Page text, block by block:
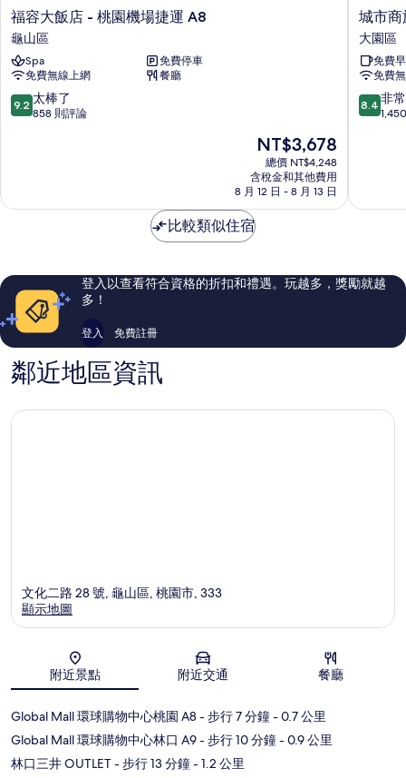
福
容
大
飯
店
-
桃
A8
福容大飯店 - 桃園機場捷運 A8
龜山區
Spa
免費停車
免費無線上網
餐廳
9.2
分，
棒
評
論
9.2 太棒了
858 則評論
現
在
價
格
為
NT$3,678
總價 NT$4,248
含稅金和其他費用
8 月 12 日 - 8 月 13 日
城
市
商
旅-
航
空
館
城市
大園區
免費
免費
8.4
分，
常
評
論
8.4 非
比較類似住宿
登入以查看符合資格的折扣和禮遇。玩越多，獎勵就越
多！
登入 免費註冊
鄰近地區資訊
地圖
文化二路 28 號, 龜山區, 桃園市, 333
顯示地圖
附近景點 附近交通 餐廳
Global Mall 環球購物中心桃園 A8- 步行 7 分鐘- 0.7 公里
Global Mall 環球購物中心林口 A9- 步行 10 分鐘- 0.9 公里
林口三井 OUTLET- 步行 13 分鐘- 1.2 公里